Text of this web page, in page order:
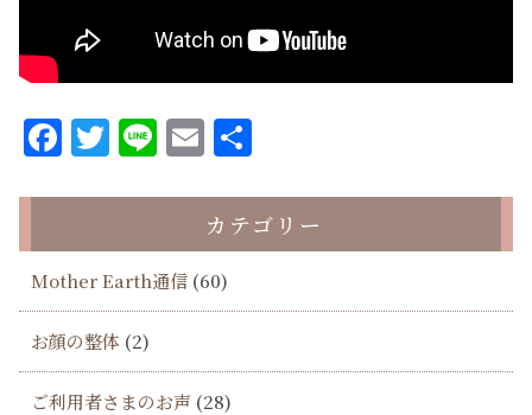
Facebook
Twitter
LineEmail
カテゴリー
Mother Earth通信 (60)
お顔の整体 (2)
ご利用者さまのお声 (28)